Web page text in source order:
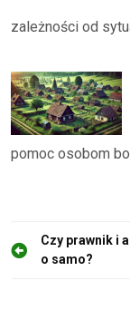
zależności od
pomoc osobom
N
Czy prawnik i
o samo?